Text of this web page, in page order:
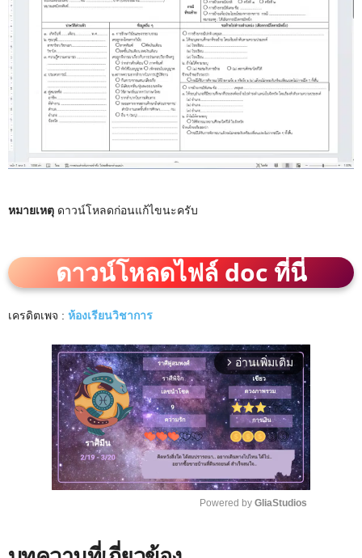
หมายเหตุ ดาวน์โหลดก่อนแก้ไขนะครับ
ดาวน์โหลดไฟล์ doc ที่นี่
เครดิตเพจ : ห้องเรียนวิชาการ
arrow_forward_ios อ่านเพิ่มเติม
Powered by GliaStudios